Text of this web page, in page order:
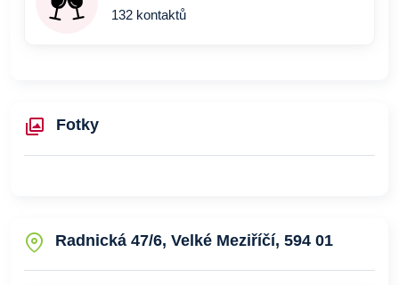
132 kontaktů
Fotky
Radnická 47/6, Velké Meziříčí, 594 01